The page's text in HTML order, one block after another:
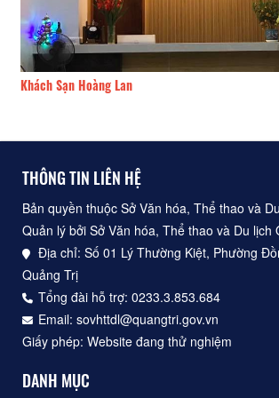
Khách Sạn Hoàng Lan
THÔNG TIN LIÊN HỆ
Bản quyền thuộc Sở Văn hóa, Thể thao và
Quản lý bởi Sở Văn hóa, Thể thao và Du lịch
Địa chỉ: Số 01 Lý Thường Kiệt, Phường
Quảng Trị
Tổng đài hỗ trợ: 0233.3.853.684
Email: sovhttdl@quangtri.gov.vn
Giấy phép: Website đang thử nghiệm
DANH MỤC